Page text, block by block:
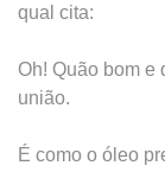
qual cita:
Oh! Quão bom e
união.
É como o óleo